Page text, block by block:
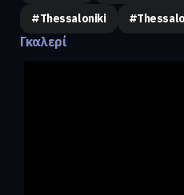
#thessaloniki
Γκαλερί